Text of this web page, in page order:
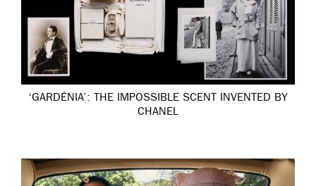
‘GARDÉNIA’: THE IMPOSSIBLE SCENT INVENTED BY
CHANEL